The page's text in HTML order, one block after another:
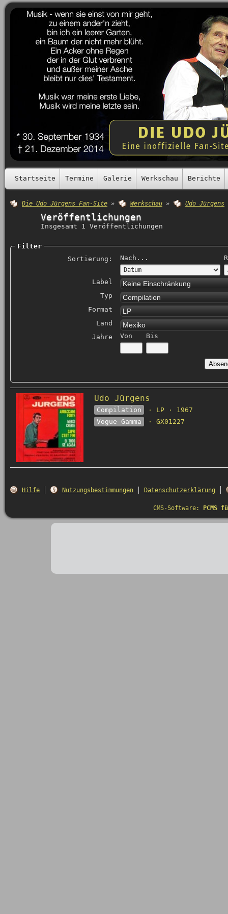
Startseite Termine Galerie Werkschau Berichte
Die Udo Jürgens Fan-Site » Werkschau » Udo Jürgens
Veröffentlichungen
Insgesamt 1 Veröffentlichungen
Filter
Sortierung:
Nach...
Label Keine Einschränkung
Typ Compilation
Format LP
Land Mexiko
Jahre Von Bis
Udo Jürgens
Compilation
· LP · 1967
Vogue Gamma
· GX01227
Hilfe Nutzungsbestimmungen Datenschutzerklärung
CMS-Software: PCMS